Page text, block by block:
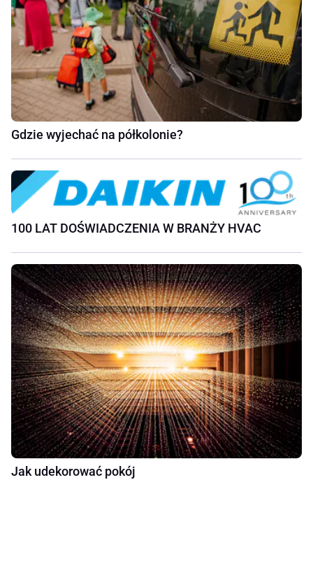
Gdzie wyjechać na półkolonie?
100 LAT DOŚWIADCZENIA W BRANŻY HVAC
Jak udekorować pokój